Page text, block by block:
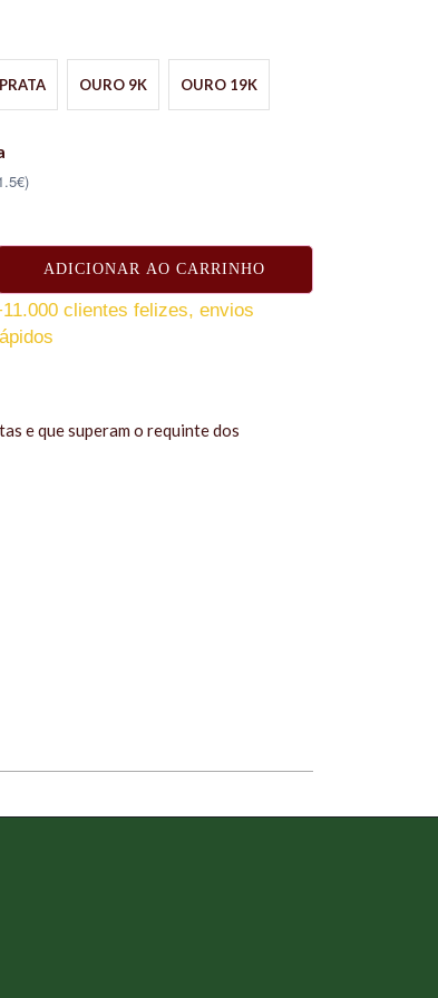
PRATA OURO 9K OURO 19K
ADICIONAR AO CARRINHO
clientes felizes, envios
e que superam o requinte dos